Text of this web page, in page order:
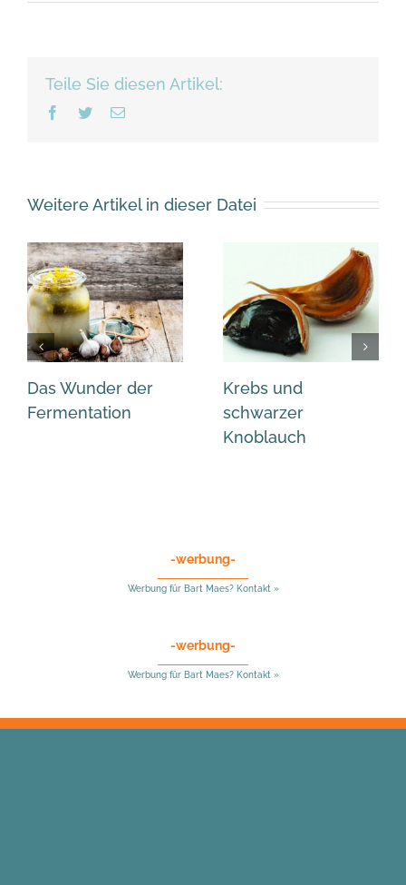
Teile Sie diesen Artikel:
Facebook
TwitterEmail
Weitere Artikel in dieser Datei
Das Wunder der
Fermentation
Krebs und
schwarzer
Knoblauch
-werbung-
Werbung für Bart Maes? Kontakt »
-werbung-
Werbung für Bart Maes? Kontakt »